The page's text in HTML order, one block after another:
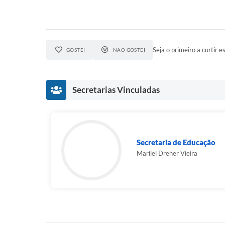
GOSTEI NÃO GOSTEI Seja o primeiro a curtir
Secretarias Vinculadas
Secretaria de Educação
Marilei Dreher Vieira